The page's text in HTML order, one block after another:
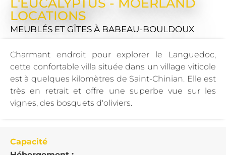
LOCATIONS
MEUBLÉS ET GÎTES À BABEAU-BOULDOUX
Charmant endroit pour explorer le Languedoc,
cette confortable villa située dans un village viticole
est à quelques kilomètres de Saint-Chinian. Elle est
très en retrait et offre une superbe vue sur les
vignes, des bosquets d'oliviers.
Capacité